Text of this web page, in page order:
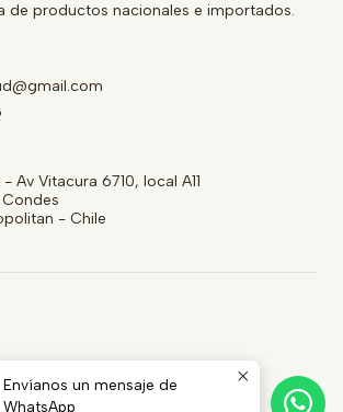
de productos nacionales e importados.
Av Vitacura 6710, local A11
- Chile
Envíanos un mensaje de
WhatsApp